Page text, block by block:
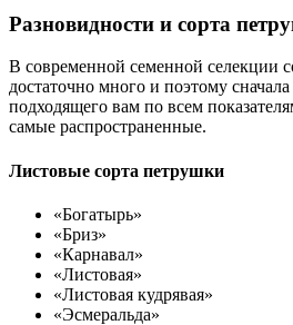
Разновидности и сорта
В современной семенной селекции
достаточно много и поэтому
подходящего вам по всем
самые распространенные.
Листовые сорта петрушки
«Богатырь»
«Бриз»
«Карнавал»
«Листовая»
«Листовая кудрявая»
«Эсмеральда»